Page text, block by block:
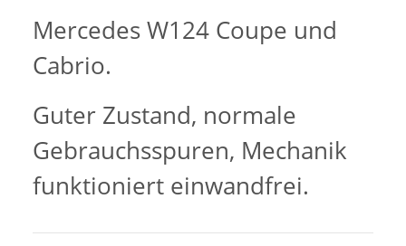
Mercedes W124 Coupe und
Cabrio.
Guter Zustand, normale
Gebrauchsspuren, Mechanik
funktioniert einwandfrei.